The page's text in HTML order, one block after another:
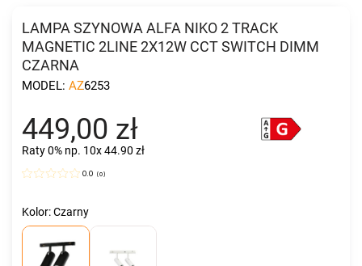
LAMPA SZYNOWA ALFA NIKO 2 TRACK
MAGNETIC 2LINE 2X12W CCT SWITCH DIMM
CZARNA
MODEL: AZ6253
449,00 zł
Raty 0% np. 10x 44.90 zł
0.0 (0)
Kolor: Czarny